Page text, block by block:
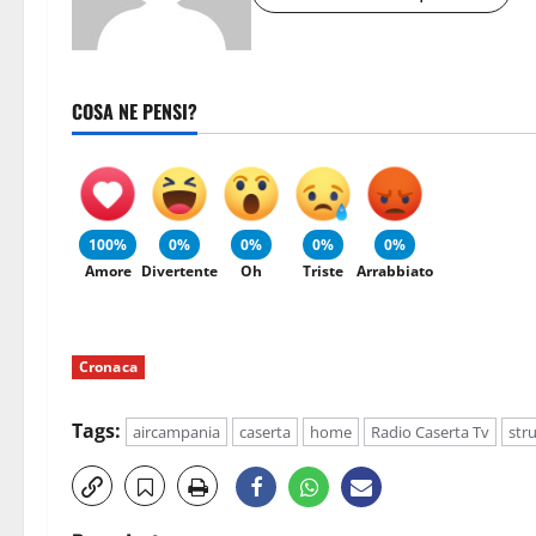
COSA NE PENSI?
100%
Amore
0%
Divertente
0%
Oh
0%
Triste
0%
Arrabbiato
Cronaca
Tags: aircampania caserta home Radio Caserta Tv